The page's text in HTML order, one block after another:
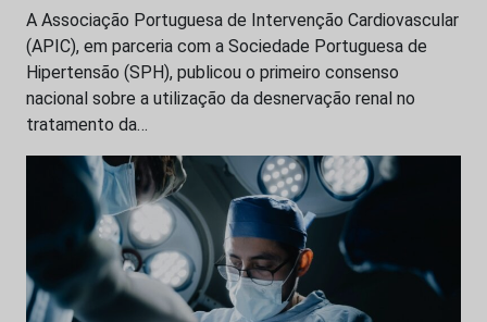
A Associação Portuguesa de Intervenção Cardiovascular
(APIC), em parceria com a Sociedade Portuguesa de
Hipertensão (SPH), publicou o primeiro consenso
nacional sobre a utilização da desnervação renal no
tratamento da…